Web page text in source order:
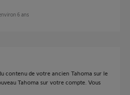
6 ans
contenu de votre ancien Tahoma sur le
Tahoma sur votre compte. Vous